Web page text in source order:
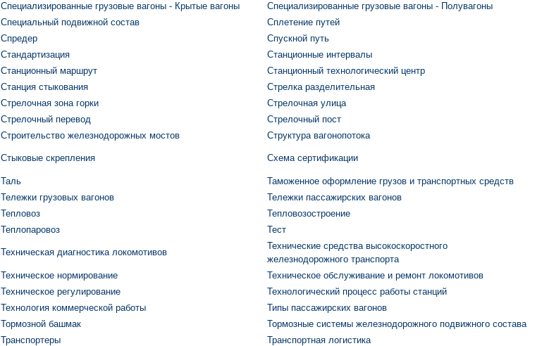
Специализированные грузовые вагоны - Крытые вагоны
Специализированные грузовые вагоны - Полувагоны
Специальный подвижной состав
Сплетение путей
Спредер
Спускной путь
Стандартизация
Станционные интервалы
Станционный маршрут
Станционный технологический центр
Станция стыкования
Стрелка разделительная
Стрелочная зона горки
Стрелочная улица
Стрелочный перевод
Стрелочный пост
Строительство железнодорожных мостов
Структура вагонопотока
Стыковые скрепления Схема сертификации
Таль
Таможенное оформление грузов и транспортных средств
Тележки грузовых вагонов
Тележки пассажирских вагонов
Тепловоз
Тепловозостроение
Теплопаровоз Тест
Техническая диагностика локомотивов
Технические средства высокоскоростного
железнодорожного транспорта
Техническое нормирование
Техническое обслуживание и ремонт локомотивов
Техническое регулирование
Технологический процесс работы станций
Технология коммерческой работы
Типы пассажирских вагонов
Тормозной башмак
Тормозные системы железнодорожного подвижного состава
Транспортеры Транспортная логистика